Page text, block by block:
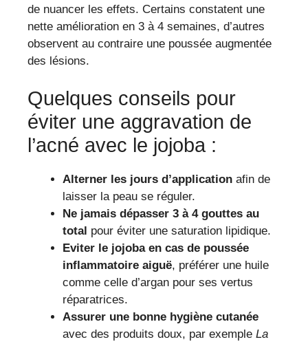
de nuancer les effets. Certains constatent une
nette amélioration en 3 à 4 semaines, d’autres
observent au contraire une poussée augmentée
des lésions.
Quelques conseils pour
éviter une aggravation de
l’acné avec le jojoba :
Alterner les jours d’application afin de
laisser la peau se réguler.
Ne jamais dépasser 3 à 4 gouttes au
total pour éviter une saturation lipidique.
Eviter le jojoba en cas de poussée
inflammatoire aiguë, préférer une huile
comme celle d’argan pour ses vertus
réparatrices.
Assurer une bonne hygiène cutanée
avec des produits doux, par exemple La